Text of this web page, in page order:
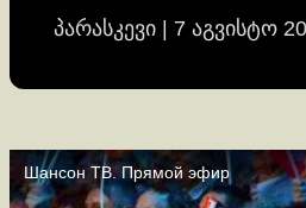
პარასკევი | 7 აგვისტო